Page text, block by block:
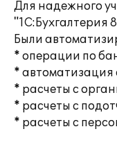
Для надежного
"1С:Бухгалтерия
Были
* операции по
* автоматизация
* расчеты с
* расчеты с
* расчеты с